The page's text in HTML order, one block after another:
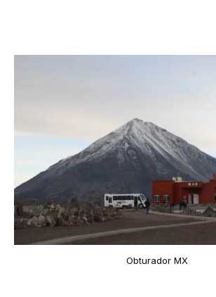
Obturador MX